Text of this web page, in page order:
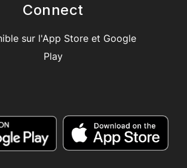
Connect
sur l'App Store et Google
Play